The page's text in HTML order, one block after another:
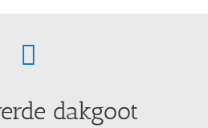
dakgoot